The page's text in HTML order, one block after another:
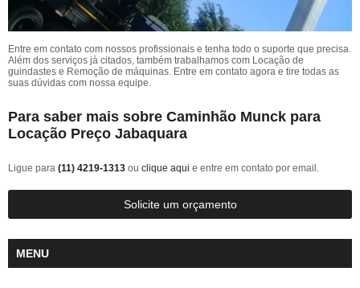
Entre em contato com nossos profissionais e tenha todo o suporte que precisa.
Além dos serviços já citados, também trabalhamos com Locação de
guindastes e Remoção de máquinas. Entre em contato agora e tire todas as
suas dúvidas com nossa equipe.
Para saber mais sobre Caminhão Munck para
Locação Preço Jabaquara
Ligue para (11) 4219-1313 ou clique aqui e entre em contato por email.
Solicite um orçamento
MENU